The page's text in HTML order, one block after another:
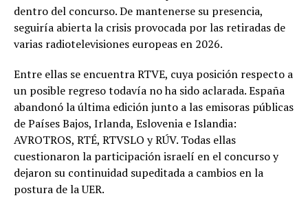
dentro del concurso. De mantenerse su presencia,
seguiría abierta la crisis provocada por las retiradas de
varias radiotelevisiones europeas en 2026.
Entre ellas se encuentra RTVE, cuya posición respecto a
un posible regreso todavía no ha sido aclarada. España
abandonó la última edición junto a las emisoras públicas
de Países Bajos, Irlanda, Eslovenia e Islandia:
AVROTROS, RTÉ, RTVSLO y RÚV. Todas ellas
cuestionaron la participación israelí en el concurso y
dejaron su continuidad supeditada a cambios en la
postura de la UER.